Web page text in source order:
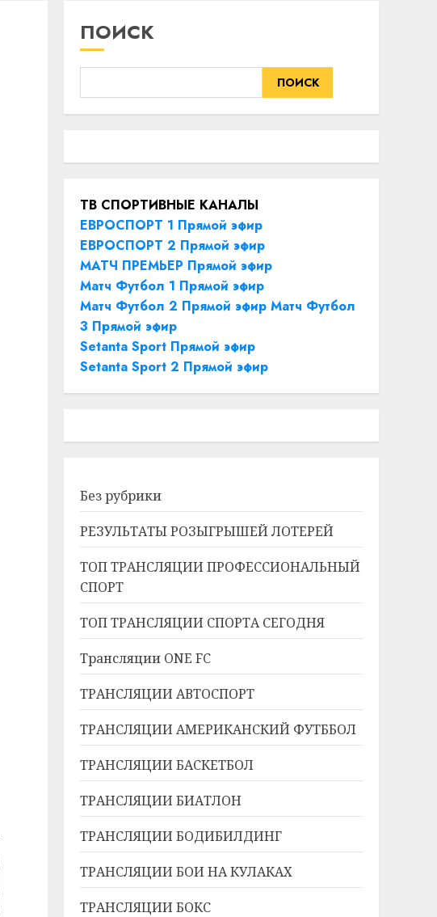
ПОИСК
ПОИСК
ТВ СПОРТИВНЫЕ КАНАЛЫ
ЕВРОСПОРТ 1 Прямой эфир
ЕВРОСПОРТ 2 Прямой эфир
МАТЧ ПРЕМЬЕР Прямой эфир
Матч Футбол 1 Прямой эфир
Матч Футбол 2 Прямой эфир Матч Футбол
3 Прямой эфир
Setanta Sport Прямой эфир
Setanta Sport 2 Прямой эфир
Без рубрики
РЕЗУЛЬТАТЫ РОЗЫГРЫШЕЙ ЛОТЕРЕЙ
ТОП ТРАНСЛЯЦИИ ПРОФЕССИОНАЛЬНЫЙ
СПОРТ
ТОП ТРАНСЛЯЦИИ СПОРТА СЕГОДНЯ
Трансляции ONE FC
ТРАНСЛЯЦИИ АВТОСПОРТ
ТРАНСЛЯЦИИ АМЕРИКАНСКИЙ ФУТББОЛ
ТРАНСЛЯЦИИ БАСКЕТБОЛ
ТРАНСЛЯЦИИ БИАТЛОН
ТРАНСЛЯЦИИ БОДИБИЛДИНГ
ТРАНСЛЯЦИИ БОИ НА КУЛАКАХ
ТРАНСЛЯЦИИ БОКС